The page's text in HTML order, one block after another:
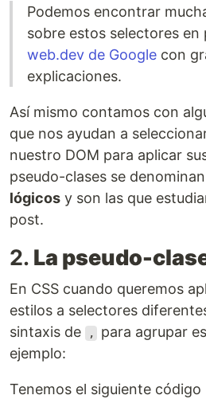
Podemos encontrar
sobre estos selectores en
web.dev de Google con
explicaciones.
Así mismo contamos con
que nos ayudan a
nuestro DOM para aplicar
pseudo-clases se denominan
lógicos y son las que
post.
2. La pseudo-
En CSS cuando queremos
estilos a selectores
sintaxis de
,
para agrupar
ejemplo:
Tenemos el siguiente código